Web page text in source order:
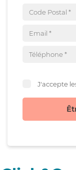
J'accepte